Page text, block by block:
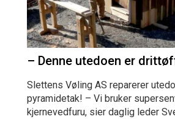
– Denne utedoen er
Slettens Vøling AS reparerer
pyramidetak! – Vi bruker
kjernevedfuru, sier daglig leder